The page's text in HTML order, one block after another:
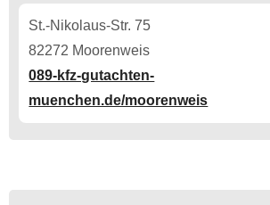
St.-Nikolaus-Str. 75
82272 Moorenweis
089-kfz-gutachten-
muenchen.de/moorenweis